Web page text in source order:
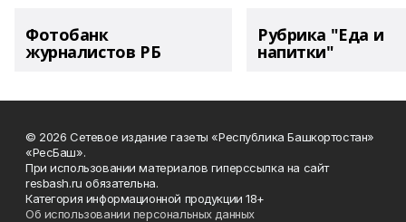
Фотобанк
журналистов РБ
Рубрика "Еда и
напитки"
© 2026 Сетевое издание газеты «Республика Башкортостан»
«РесБаш».
При использовании материалов гиперссылка на сайт
resbash.ru обязательна.
Категория информационной продукции 18+
Об использовании персональных данных